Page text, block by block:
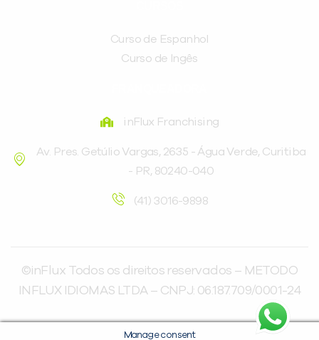
Curso de Espanhol
Curso de Ingês
inFlux Franchising
Av. Pres. Getúlio Vargas, 2635 - Água Verde, Curitiba
- PR, 80240-040
(41) 3016-9898
©inFlux Todos os direitos reservados – METODO
INFLUX IDIOMAS LTDA – CNPJ: 06.187.709/0001-24
Manage consent